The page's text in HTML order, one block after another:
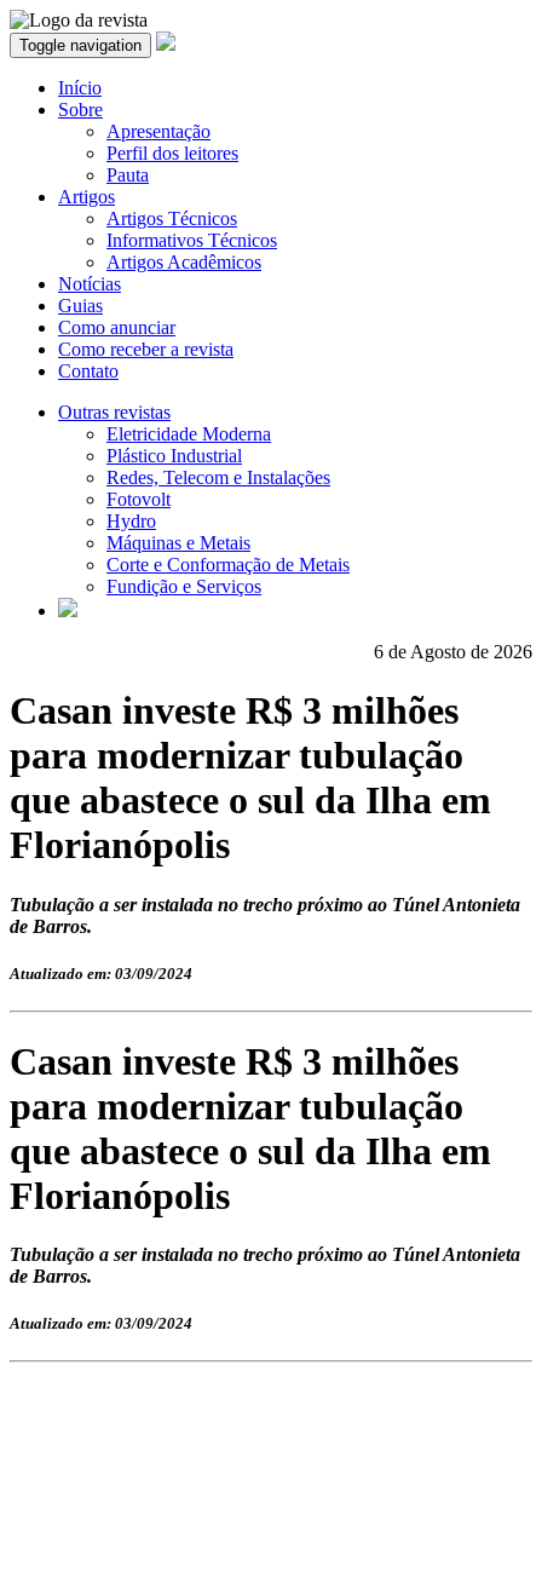
Toggle navigation
Início
Sobre
Apresentação
Perfil dos leitores
Pauta
Artigos
Artigos Técnicos
Informativos Técnicos
Artigos Acadêmicos
Notícias
Guias
Como anunciar
Como receber a revista
Contato
Outras revistas
Eletricidade Moderna
Plástico Industrial
Redes, Telecom e Instalações
Fotovolt
Hydro
Máquinas e Metais
Corte e Conformação de Metais
Fundição e Serviços
6 de Agosto de 2026
Casan investe R$ 3 milhões
para modernizar tubulação
que abastece o sul da Ilha em
Florianópolis
Tubulação a ser instalada no trecho próximo ao Túnel Antonieta
de Barros.
Atualizado em: 03/09/2024
Casan investe R$ 3 milhões
para modernizar tubulação
que abastece o sul da Ilha em
Florianópolis
Tubulação a ser instalada no trecho próximo ao Túnel Antonieta
de Barros.
Atualizado em: 03/09/2024